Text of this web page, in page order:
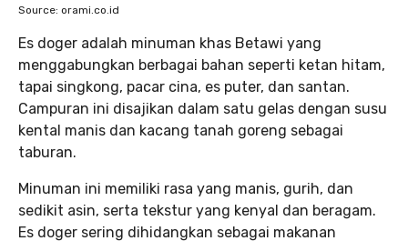
Source: orami.co.id
Es doger adalah minuman khas Betawi yang
menggabungkan berbagai bahan seperti ketan hitam,
tapai singkong, pacar cina, es puter, dan santan.
Campuran ini disajikan dalam satu gelas dengan susu
kental manis dan kacang tanah goreng sebagai
taburan.
Minuman ini memiliki rasa yang manis, gurih, dan
sedikit asin, serta tekstur yang kenyal dan beragam.
Es doger sering dihidangkan sebagai makanan